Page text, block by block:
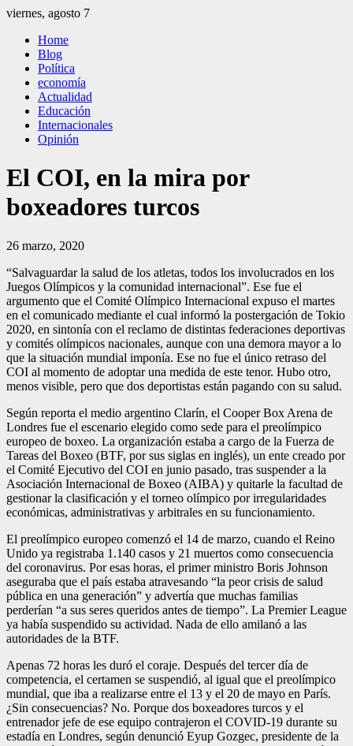
Saltar
contenido
viernes, agosto 7
El Independiente
El independiente Libre y Transparente
Home
Blog
Política
economía
Actualidad
Educación
Internacionales
Opinión
El COI, en la mira por
boxeadores turcos
26 marzo, 2020
“Salvaguardar la salud de los atletas, todos los involucrados en los
Juegos Olímpicos y la comunidad internacional”. Ese fue el
argumento que el Comité Olímpico Internacional expuso el martes
en el comunicado mediante el cual informó la postergación de Tokio
2020, en sintonía con el reclamo de distintas federaciones deportivas
y comités olímpicos nacionales, aunque con una demora mayor a lo
que la situación mundial imponía. Ese no fue el único retraso del
COI al momento de adoptar una medida de este tenor. Hubo otro,
menos visible, pero que dos deportistas están pagando con su salud.
Según reporta el medio argentino Clarín, el Cooper Box Arena de
Londres fue el escenario elegido como sede para el preolímpico
europeo de boxeo. La organización estaba a cargo de la Fuerza de
Tareas del Boxeo (BTF, por sus siglas en inglés), un ente creado por
el Comité Ejecutivo del COI en junio pasado, tras suspender a la
Asociación Internacional de Boxeo (AIBA) y quitarle la facultad de
gestionar la clasificación y el torneo olímpico por irregularidades
económicas, administrativas y arbitrales en su funcionamiento.
El preolímpico europeo comenzó el 14 de marzo, cuando el Reino
Unido ya registraba 1.140 casos y 21 muertos como consecuencia
del coronavirus. Por esas horas, el primer ministro Boris Johnson
aseguraba que el país estaba atravesando “la peor crisis de salud
pública en una generación” y advertía que muchas familias
perderían “a sus seres queridos antes de tiempo”. La Premier League
ya había suspendido su actividad. Nada de ello amilanó a las
autoridades de la BTF.
Apenas 72 horas les duró el coraje. Después del tercer día de
competencia, el certamen se suspendió, al igual que el preolímpico
mundial, que iba a realizarse entre el 13 y el 20 de mayo en París.
¿Sin consecuencias? No. Porque dos boxeadores turcos y el
entrenador jefe de ese equipo contrajeron el COVID-19 durante su
estadía en Londres, según denunció Eyup Gozgec, presidente de la